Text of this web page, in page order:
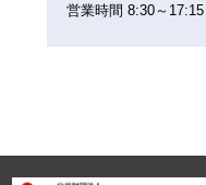
営業時間 8:30～17:15